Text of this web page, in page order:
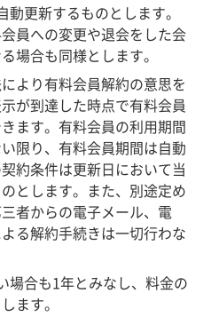
動更新するものとします。
員への変更や退会をした会
場合も同様とします。
より有料会員解約の意思を
が到達した時点で有料会員
ます。有料会員の利用期間
限り、有料会員期間は自動
約条件は更新日において当
とします。また、別途定め
者からの電子メール、電
る解約手続きは一切行わな
場合も1年とみなし、料金の
ます。